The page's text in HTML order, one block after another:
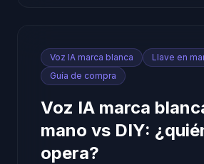
Voz IA marca blanca Llave en
Guía de compra
Voz IA marca
mano vs DIY:
opera?